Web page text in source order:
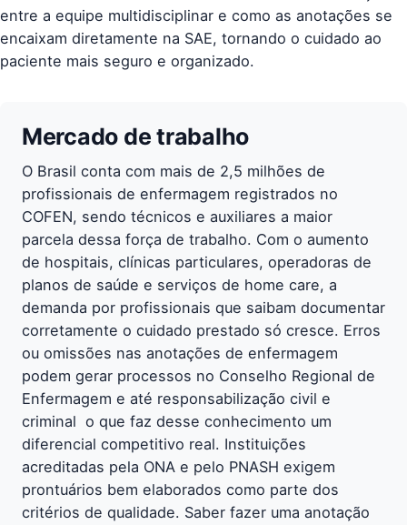
entre a equipe multidisciplinar e como as anotações se
encaixam diretamente na SAE, tornando o cuidado ao
paciente mais seguro e organizado.
Mercado de trabalho
O Brasil conta com mais de 2,5 milhões de
profissionais de enfermagem registrados no
COFEN, sendo técnicos e auxiliares a maior
parcela dessa força de trabalho. Com o aumento
de hospitais, clínicas particulares, operadoras de
planos de saúde e serviços de home care, a
demanda por profissionais que saibam documentar
corretamente o cuidado prestado só cresce. Erros
ou omissões nas anotações de enfermagem
podem gerar processos no Conselho Regional de
Enfermagem e até responsabilização civil e
criminal  o que faz desse conhecimento um
diferencial competitivo real. Instituições
acreditadas pela ONA e pelo PNASH exigem
prontuários bem elaborados como parte dos
critérios de qualidade. Saber fazer uma anotação